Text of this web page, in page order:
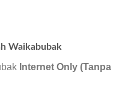
Waikabubak
Internet Only (Tanpa